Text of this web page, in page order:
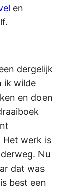
en
dergelijk
ik wilde
en doen
werk is
Nu
dat was
best een